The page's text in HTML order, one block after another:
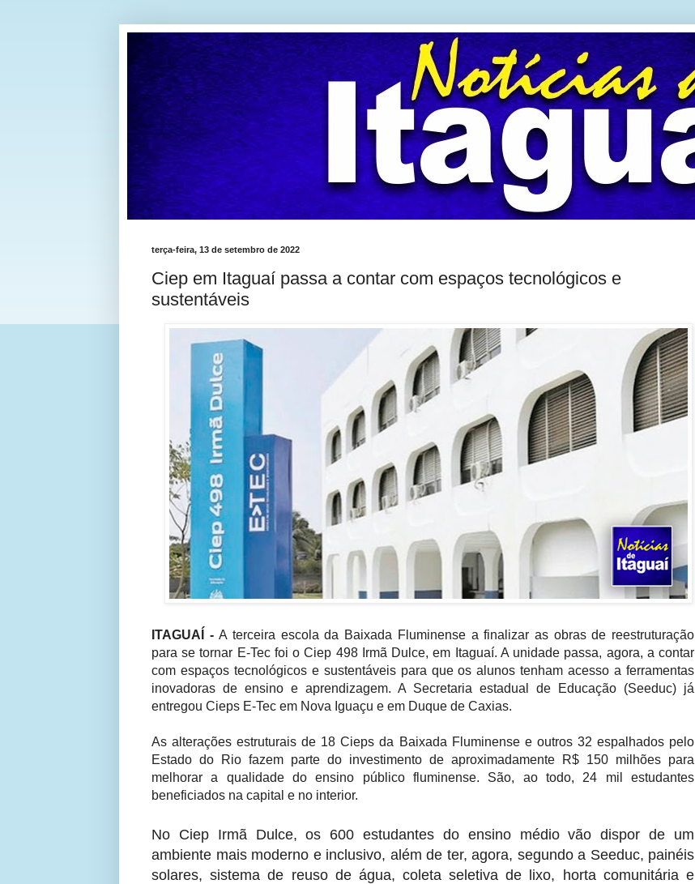
terça-feira, 13 de setembro de 2022
Ciep em Itaguaí passa a contar com espaços tecnológicos e
sustentáveis
ITAGUAÍ -A terceira escola da Baixada Fluminense a finalizar as obras de reestruturação
para se tornar E-Tec foi o Ciep 498 Irmã Dulce, em Itaguaí. A unidade passa, agora, a contar
com espaços tecnológicos e sustentáveis para que os alunos tenham acesso a ferramentas
inovadoras de ensino e aprendizagem. A Secretaria estadual de Educação (Seeduc) já
entregou Cieps E-Tec em Nova Iguaçu e em Duque de Caxias.
As alterações estruturais de 18 Cieps da Baixada Fluminense e outros 32 espalhados pelo
Estado do Rio fazem parte do investimento de aproximadamente R$ 150 milhões para
melhorar a qualidade do ensino público fluminense. São, ao todo, 24 mil estudantes
beneficiados na capital e no interior.
No Ciep Irmã Dulce, os 600 estudantes do ensino médio vão dispor de um
ambiente mais moderno e inclusivo, além de ter, agora, segundo a Seeduc, painéis
solares, sistema de reuso de água, coleta seletiva de lixo, horta comunitária e